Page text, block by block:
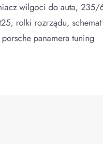
wilgoci do auta,
rolki rozrządu,
panamera tuning